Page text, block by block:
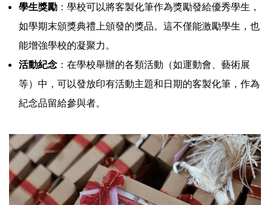
學生獎勵 ：學校可以將客製化筆作為獎勵發給優秀學生，
如學期末頒獎典禮上頒發的獎品。這不僅能激勵學生，也
能增強學校的凝聚力。
活動紀念 ：在學校舉辦的各類活動（如運動會、藝術展
等）中，可以發放印有活動主題和日期的客製化筆，作為
紀念品留給參與者。